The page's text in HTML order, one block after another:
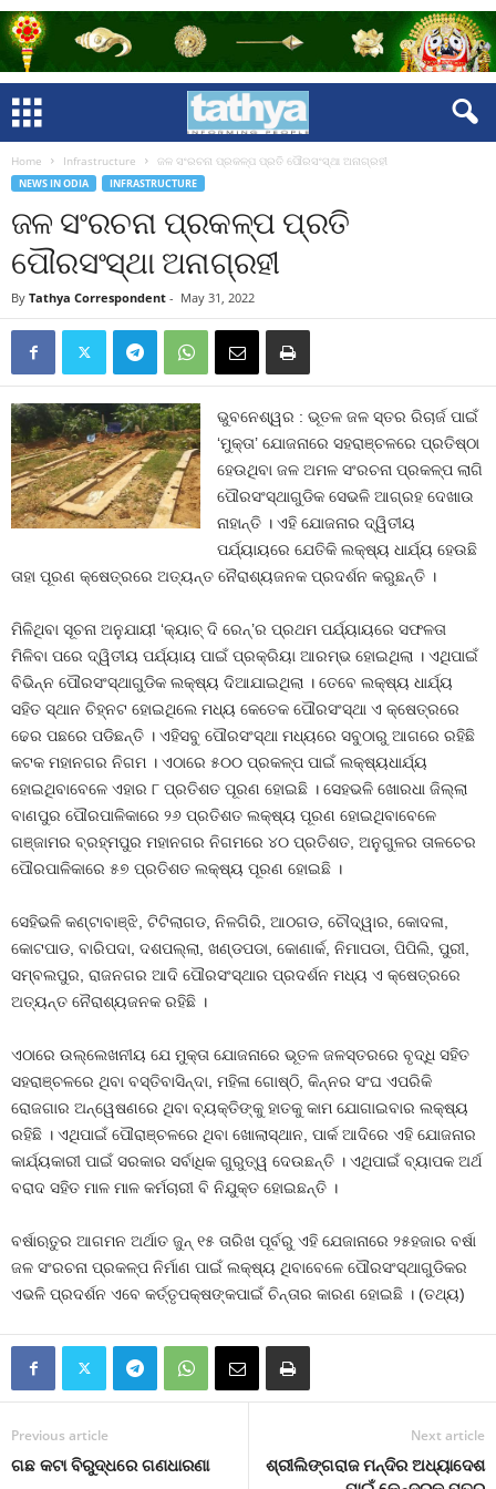
Home Infrastructure ଜଳ ସଂରଚନା ପ୍ରକଳ୍ପ ପ୍ରତି ପୌରସଂସ୍ଥା ଅନାଗ୍ରହୀ
NEWS IN ODIA INFRASTRUCTURE
ଜଳ ସଂରଚନା ପ୍ରକଳ୍ପ ପ୍ରତି
ପୌରସଂସ୍ଥା ଅନାଗ୍ରହୀ
By Tathya Correspondent - May 31, 2022
ଭୁବନେଶ୍ୱର : ଭୂତଳ ଜଳ ସ୍ତର ରିଚାର୍ଜ ପାଇଁ
‘ମୁକ୍ତା’ ଯୋଜନାରେ ସହରାଞ୍ଚଳରେ ପ୍ରତିଷ୍ଠା
ହେଉଥିବା ଜଳ ଅମଳ ସଂରଚନା ପ୍ରକଳ୍ପ ଲାଗି
ପୌରସଂସ୍ଥାଗୁଡିକ ସେଭଳି ଆଗ୍ରହ ଦେଖାଉ
ନାହାନ୍ତି । ଏହି ଯୋଜନାର ଦ୍ୱିତୀୟ
ପର୍ଯ୍ୟାୟରେ ଯେତିକି ଲକ୍ଷ୍ୟ ଧାର୍ଯ୍ୟ ହେଉଛି
ତାହା ପୂରଣ କ୍ଷେତ୍ରରେ ଅତ୍ୟନ୍ତ ନୈରାଶ୍ୟଜନକ ପ୍ରଦର୍ଶନ କରୁଛନ୍ତି ।
ମିଳିଥିବା ସୂଚନା ଅନୁଯାୟୀ ‘କ୍ୟାଚ୍‍ ଦି ରେନ୍‍’ର ପ୍ରଥମ ପର୍ଯ୍ୟାୟରେ ସଫଳତା
ମିଳିବା ପରେ ଦ୍ୱିତୀୟ ପର୍ଯ୍ୟାୟ ପାଇଁ ପ୍ରକ୍ରିୟା ଆରମ୍ଭ ହୋଇଥିଲା । ଏଥିପାଇଁ
ବିଭିନ୍ନ ପୌରସଂସ୍ଥାଗୁଡିକ ଲକ୍ଷ୍ୟ ଦିଆଯାଇଥିଲା । ତେବେ ଲକ୍ଷ୍ୟ ଧାର୍ଯ୍ୟ
ସହିତ ସ୍ଥାନ ଚିହ୍ନଟ ହୋଇଥିଲେ ମଧ୍ୟ କେତେକ ପୌରସଂସ୍ଥା ଏ କ୍ଷେତ୍ରରେ
ଢେର ପଛରେ ପଡିଛନ୍ତି । ଏହିସବୁ ପୌରସଂସ୍ଥା ମଧ୍ୟରେ ସବୁଠାରୁ ଆଗରେ ରହିଛି
କଟକ ମହାନଗର ନିଗମ । ଏଠାରେ ୫୦୦ ପ୍ରକଳ୍ପ ପାଇଁ ଲକ୍ଷ୍ୟଧାର୍ଯ୍ୟ
ହୋଇଥିବାବେଳେ ଏହାର ୮ ପ୍ରତିଶତ ପୂରଣ ହୋଇଛି । ସେହଭଳି ଖୋରଧା ଜିଲ୍ଲା
ବାଣପୁର ପୌରପାଳିକାରେ ୨୬ ପ୍ରତିଶତ ଲକ୍ଷ୍ୟ ପୂରଣ ହୋଇଥିବାବେଳେ
ଗଞ୍ଜାମର ବ୍ରହ୍ମପୁର ମହାନଗର ନିଗମରେ ୪୦ ପ୍ରତିଶତ, ଅନୁଗୁଳର ତାଳଚେର
ପୌରପାଳିକାରେ ୫୭ ପ୍ରତିଶତ ଲକ୍ଷ୍ୟ ପୂରଣ ହୋଇଛି ।
ସେହିଭଳି କଣ୍ଟାବାଞ୍ଝି, ଟିଟିଲାଗଡ, ନିଳଗିରି, ଆଠଗଡ, ଚୌଦ୍ୱାର, କୋଦଳା,
କୋଟପାଡ, ବାରିପଦା, ଦଶପଲ୍ଲା, ଖଣ୍ଡପଡା, କୋଣାର୍କ, ନିମାପଡା, ପିପିଲି, ପୁରୀ,
ସମ୍ବଲପୁର, ରାଜନଗର ଆଦି ପୌରସଂସ୍ଥାର ପ୍ରଦର୍ଶନ ମଧ୍ୟ ଏ କ୍ଷେତ୍ରରେ
ଅତ୍ୟନ୍ତ ନୈରାଶ୍ୟଜନକ ରହିଛି ।
ଏଠାରେ ଉଲ୍ଲେଖନୀୟ ଯେ ମୁକ୍ତା ଯୋଜନାରେ ଭୂତଳ ଜଳସ୍ତରରେ ବୃଦ୍ଧି ସହିତ
ସହରାଞ୍ଚଳରେ ଥିବା ବସ୍ତିବାସିନ୍ଦା, ମହିଳା ଗୋଷ୍ଠି, କିନ୍ନର ସଂଘ ଏପରିକି
ରୋଜଗାର ଅନ୍ୱେଷଣରେ ଥିବା ବ୍ୟକ୍ତିଙ୍କୁ ହାତକୁ କାମ ଯୋଗାଇବାର ଲକ୍ଷ୍ୟ
ରହିଛି । ଏଥିପାଇଁ ପୌରାଞ୍ଚଳରେ ଥିବା ଖୋଲାସ୍ଥାନ, ପାର୍କ ଆଦିରେ ଏହି ଯୋଜନାର
କାର୍ଯ୍ୟକାରୀ ପାଇଁ ସରକାର ସର୍ବାଧିକ ଗୁରୁତ୍ୱ ଦେଉଛନ୍ତି । ଏଥିପାଇଁ ବ୍ୟାପକ ଅର୍ଥ
ବରାଦ ସହିତ ମାଳ ମାଳ କର୍ମଚାରୀ ବି ନିଯୁକ୍ତ ହୋଇଛନ୍ତି ।
ବର୍ଷାଋତୁର ଆଗମନ ଅର୍ଥାତ ଜୁନ୍‍ ୧୫ ତାରିଖ ପୂର୍ବରୁ ଏହି ଯେଜାନାରେ ୨୫ହଜାର ବର୍ଷା
ଜଳ ସଂରଚନା ପ୍ରକଳ୍ପ ନିର୍ମାଣ ପାଇଁ ଲକ୍ଷ୍ୟ ଥିବାବେଳେ ପୌରସଂସ୍ଥାଗୁଡିକର
ଏଭଳି ପ୍ରଦର୍ଶନ ଏବେ କର୍ତ୍ତୃପକ୍ଷଙ୍କପାଇଁ ଚିନ୍ତାର କାରଣ ହୋଇଛି । (ତଥ୍ୟ)
Previous article
ଗଛ କଟା ବିରୁଦ୍ଧରେ ଗଣଧାରଣା
Next article
ଶ୍ରୀଲିଙ୍ଗରାଜ ମନ୍ଦିର ଅଧ୍ୟାଦେଶ